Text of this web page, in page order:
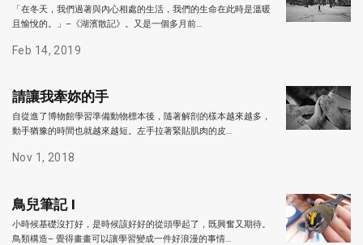
「在冬天，我們過著與內心相處的生活，我們的生命在此時是溫暖
且愉悅的。」–《湖濱散記》。又是一個多月前…
Feb 14, 2019
請讓我牽妳的手
自從進了博物館學習準備動物標本後，隨著解剖的樣本越來越多，
動手猶豫的時間也就越來越短。左手拉著緊貼肌肉的皮…
Nov 1, 2018
鳥兒筆記 I
小時候基礎沒打好，是時候該好好的從頭學起了，既興奮又期待。
鳥類構造– 覺得畫畫可以讓學習變成一件好浪漫的事情…